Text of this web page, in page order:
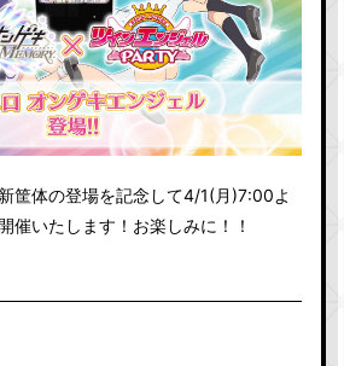
筐体の登場を記念して4/1(月)7:00よ
催いたします！お楽しみに！！